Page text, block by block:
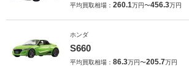
平均買取相場： 260.1万円〜456.3万円
ホンダ
S660
平均買取相場： 86.3万円〜205.7万円